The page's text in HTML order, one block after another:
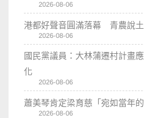
2026-08-06
港都好聲音圓滿落幕 青農說
2026-08-06
國民黨議員：大林蒲遷村計畫
化
2026-08-06
蕭美琴肯定梁育慈「宛如當年
2026-08-06